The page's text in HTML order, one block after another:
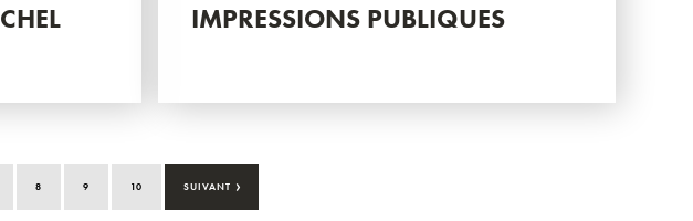
IMPRESSIONS PUBLIQUES
8 9 10 SUIVANT ›